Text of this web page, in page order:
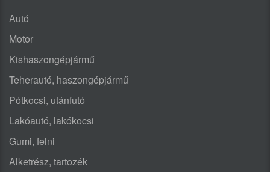
Autó
Motor
Kishaszongépjármű
Teherautó, haszongépjármű
Pótkocsi, utánfutó
Lakóautó, lakókocsi
Gumi, felni
Alketrész, tartozék